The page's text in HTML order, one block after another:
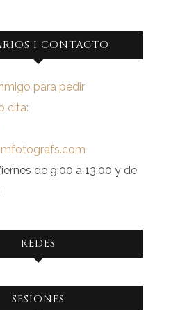
I CONTACTO
para pedir
cita:
de 9:00 a 13:00 y de
REDES
SESIONES